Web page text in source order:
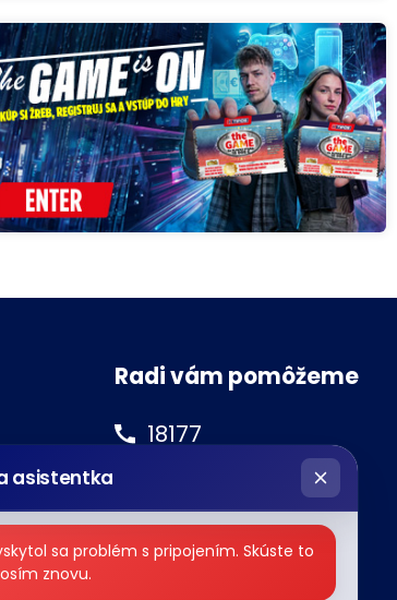
Radi vám pomôžeme
18177
podnety@tipos.sk
asistentka
sa problém s pripojením. Skúste to
znovu.